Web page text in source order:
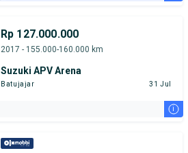
Rp 127.000.000
2017 - 155.000-160.000 km
Suzuki APV Arena
Batujajar 31 Jul
i